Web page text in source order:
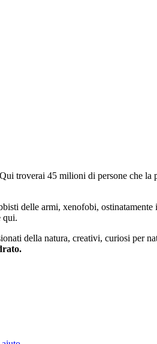
troverai 45 milioni di persone che
delle armi, xenofobi,
qui.
della natura, creativi, curiosi per